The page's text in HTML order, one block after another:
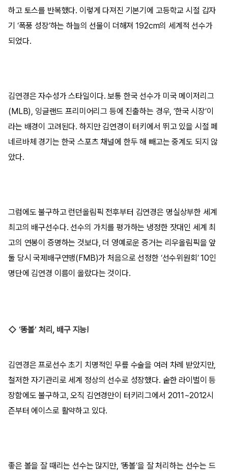
하고 토스를 반복했다. 이렇게 다져진 기본기에 고등학교 시절 갑자
기 ‘폭풍 성장’하는 하늘의 선물이 더해져 192cm의 세계적 선수가
되었다.
김연경은 자수성가 스타일이다. 보통 한국 선수가 미국 메이저리그
(MLB), 잉글랜드 프리미어리그 등에 진출하는 경우, ‘한국 시장’이
라는 배경이 고려된다. 하지만 김연경이 터키에서 뛰고 있을 시절 페
네르바체 경기는 한국 스포츠 채널에 한두 해 빼고는 중계도 되지 않
았다.
그럼에도 불구하고 런던올림픽 전후부터 김연경은 명실상부한 세계
최고의 배구선수다. 선수의 가치를 평가하는 냉정한 잣대인 세계 최
고의 연봉이 증명하는 것보다, 더 영예로운 증거는 리우올림픽을 앞
둘 당시 국제배구연맹(FMB)가 처음으로 선정한 ‘선수위원회’ 10인
명단에 김연경 이름이 올랐다는 것이다.
◇ ‘똥볼’ 처리, 배구 지능!
김연경은 프로선수 초기 치명적인 무릎 수술을 여러 차례 받았지만,
철저한 자기관리로 세계 정상의 선수로 성장했다. 숱한 라이벌이 등
장함에도 불구하고, 오직 김연경만이 터키리그에서 2011~2012시
즌부터 에이스로 활약하고 있다.
좋은 볼을 잘 때리는 선수는 많지만, ‘똥볼’을 잘 처리하는 선수는 드